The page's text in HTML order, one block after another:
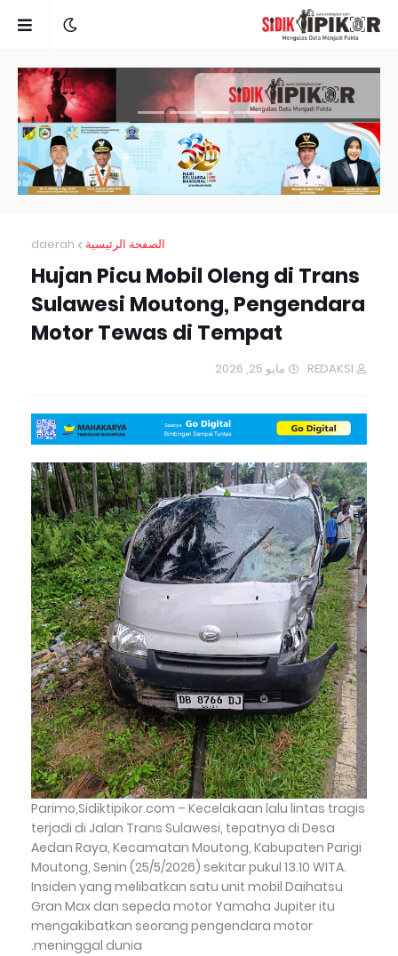
الصفحة الرئيسية daerah
Hujan Picu Mobil Oleng di Trans
Sulawesi Moutong, Pengendara
Motor Tewas di Tempat
REDAKSI مايو 25, 2026
Parimo,Sidiktipikor.com – Kecelakaan lalu lintas tragis
terjadi di Jalan Trans Sulawesi, tepatnya di Desa
Aedan Raya, Kecamatan Moutong, Kabupaten Parigi
Moutong, Senin (25/5/2026) sekitar pukul 13.10 WITA.
Insiden yang melibatkan satu unit mobil Daihatsu
Gran Max dan sepeda motor Yamaha Jupiter itu
mengakibatkan seorang pengendara motor
meninggal dunia.